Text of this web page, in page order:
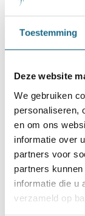
Toestemming
Deze website
We gebruiken
personaliseren,
en om ons
informatie over
partners voor
partners
informatie die u
verzameld op